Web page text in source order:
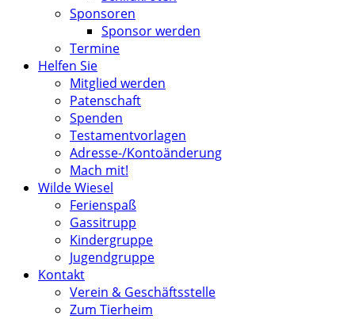
Sponsoren
Sponsor werden
Termine
Helfen Sie
Mitglied werden
Patenschaft
Spenden
Testamentvorlagen
Adresse-/Kontoänderung
Mach mit!
Wilde Wiesel
Ferienspaß
Gassitrupp
Kindergruppe
Jugendgruppe
Kontakt
Verein & Geschäftsstelle
Zum Tierheim